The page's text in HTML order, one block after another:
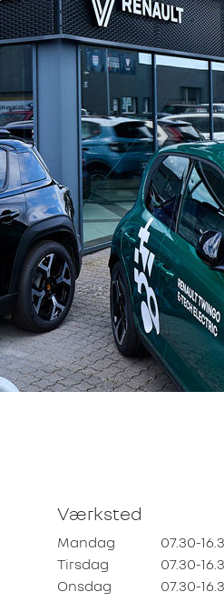
Værksted
Mandag
07.30-
Tirsdag
07.30-
Onsdag
07.30-